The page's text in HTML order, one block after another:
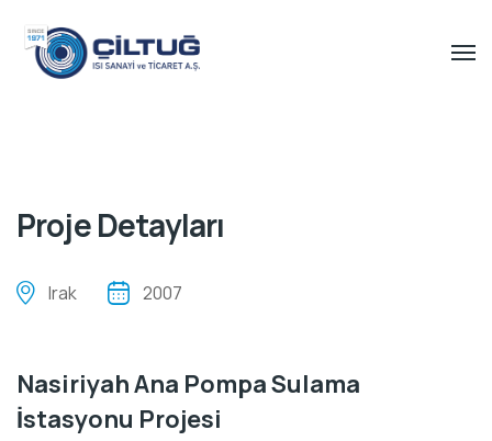
Proje Detayları
Irak 2007
Nasiriyah Ana Pompa Sulama
İstasyonu Projesi